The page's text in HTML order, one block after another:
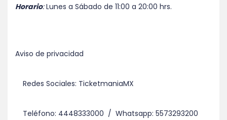
Horario:Lunes a Sábado de 11:00 a 20:00 hrs.
Aviso de privacidad
Redes Sociales: TicketmaniaMX
Teléfono: 4448333000 / Whatsapp: 5573293200